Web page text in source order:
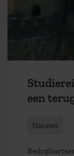
een
Nieuws